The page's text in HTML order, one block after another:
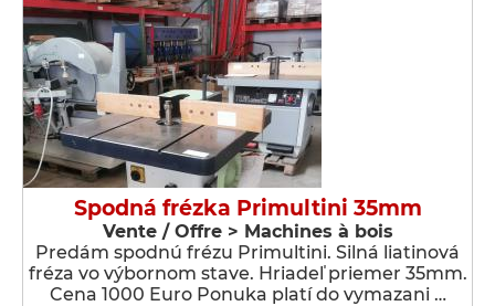
Spodná frézka Primultini 35mm
Vente / Offre > Machines à bois
Predám spodnú frézu Primultini. Silná liatinová
fréza vo výbornom stave. Hriadeľ priemer 35mm.
Cena 1000 Euro Ponuka platí do vymazani …